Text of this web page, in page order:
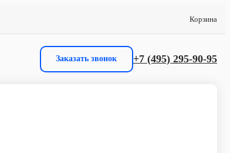
Корзина
Заказать звонок +7 (495) 295-90-95